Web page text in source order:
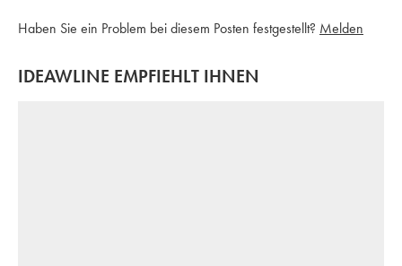
Haben Sie ein Problem bei diesem Posten festgestellt? Melden
IDEAWLINE EMPFIEHLT IHNEN